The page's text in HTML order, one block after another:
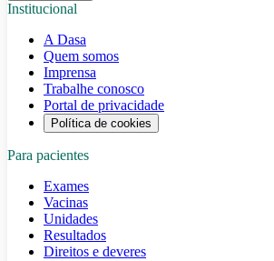
Institucional
A Dasa
Quem somos
Imprensa
Trabalhe conosco
Portal de privacidade
Política de cookies
Para pacientes
Exames
Vacinas
Unidades
Resultados
Direitos e deveres